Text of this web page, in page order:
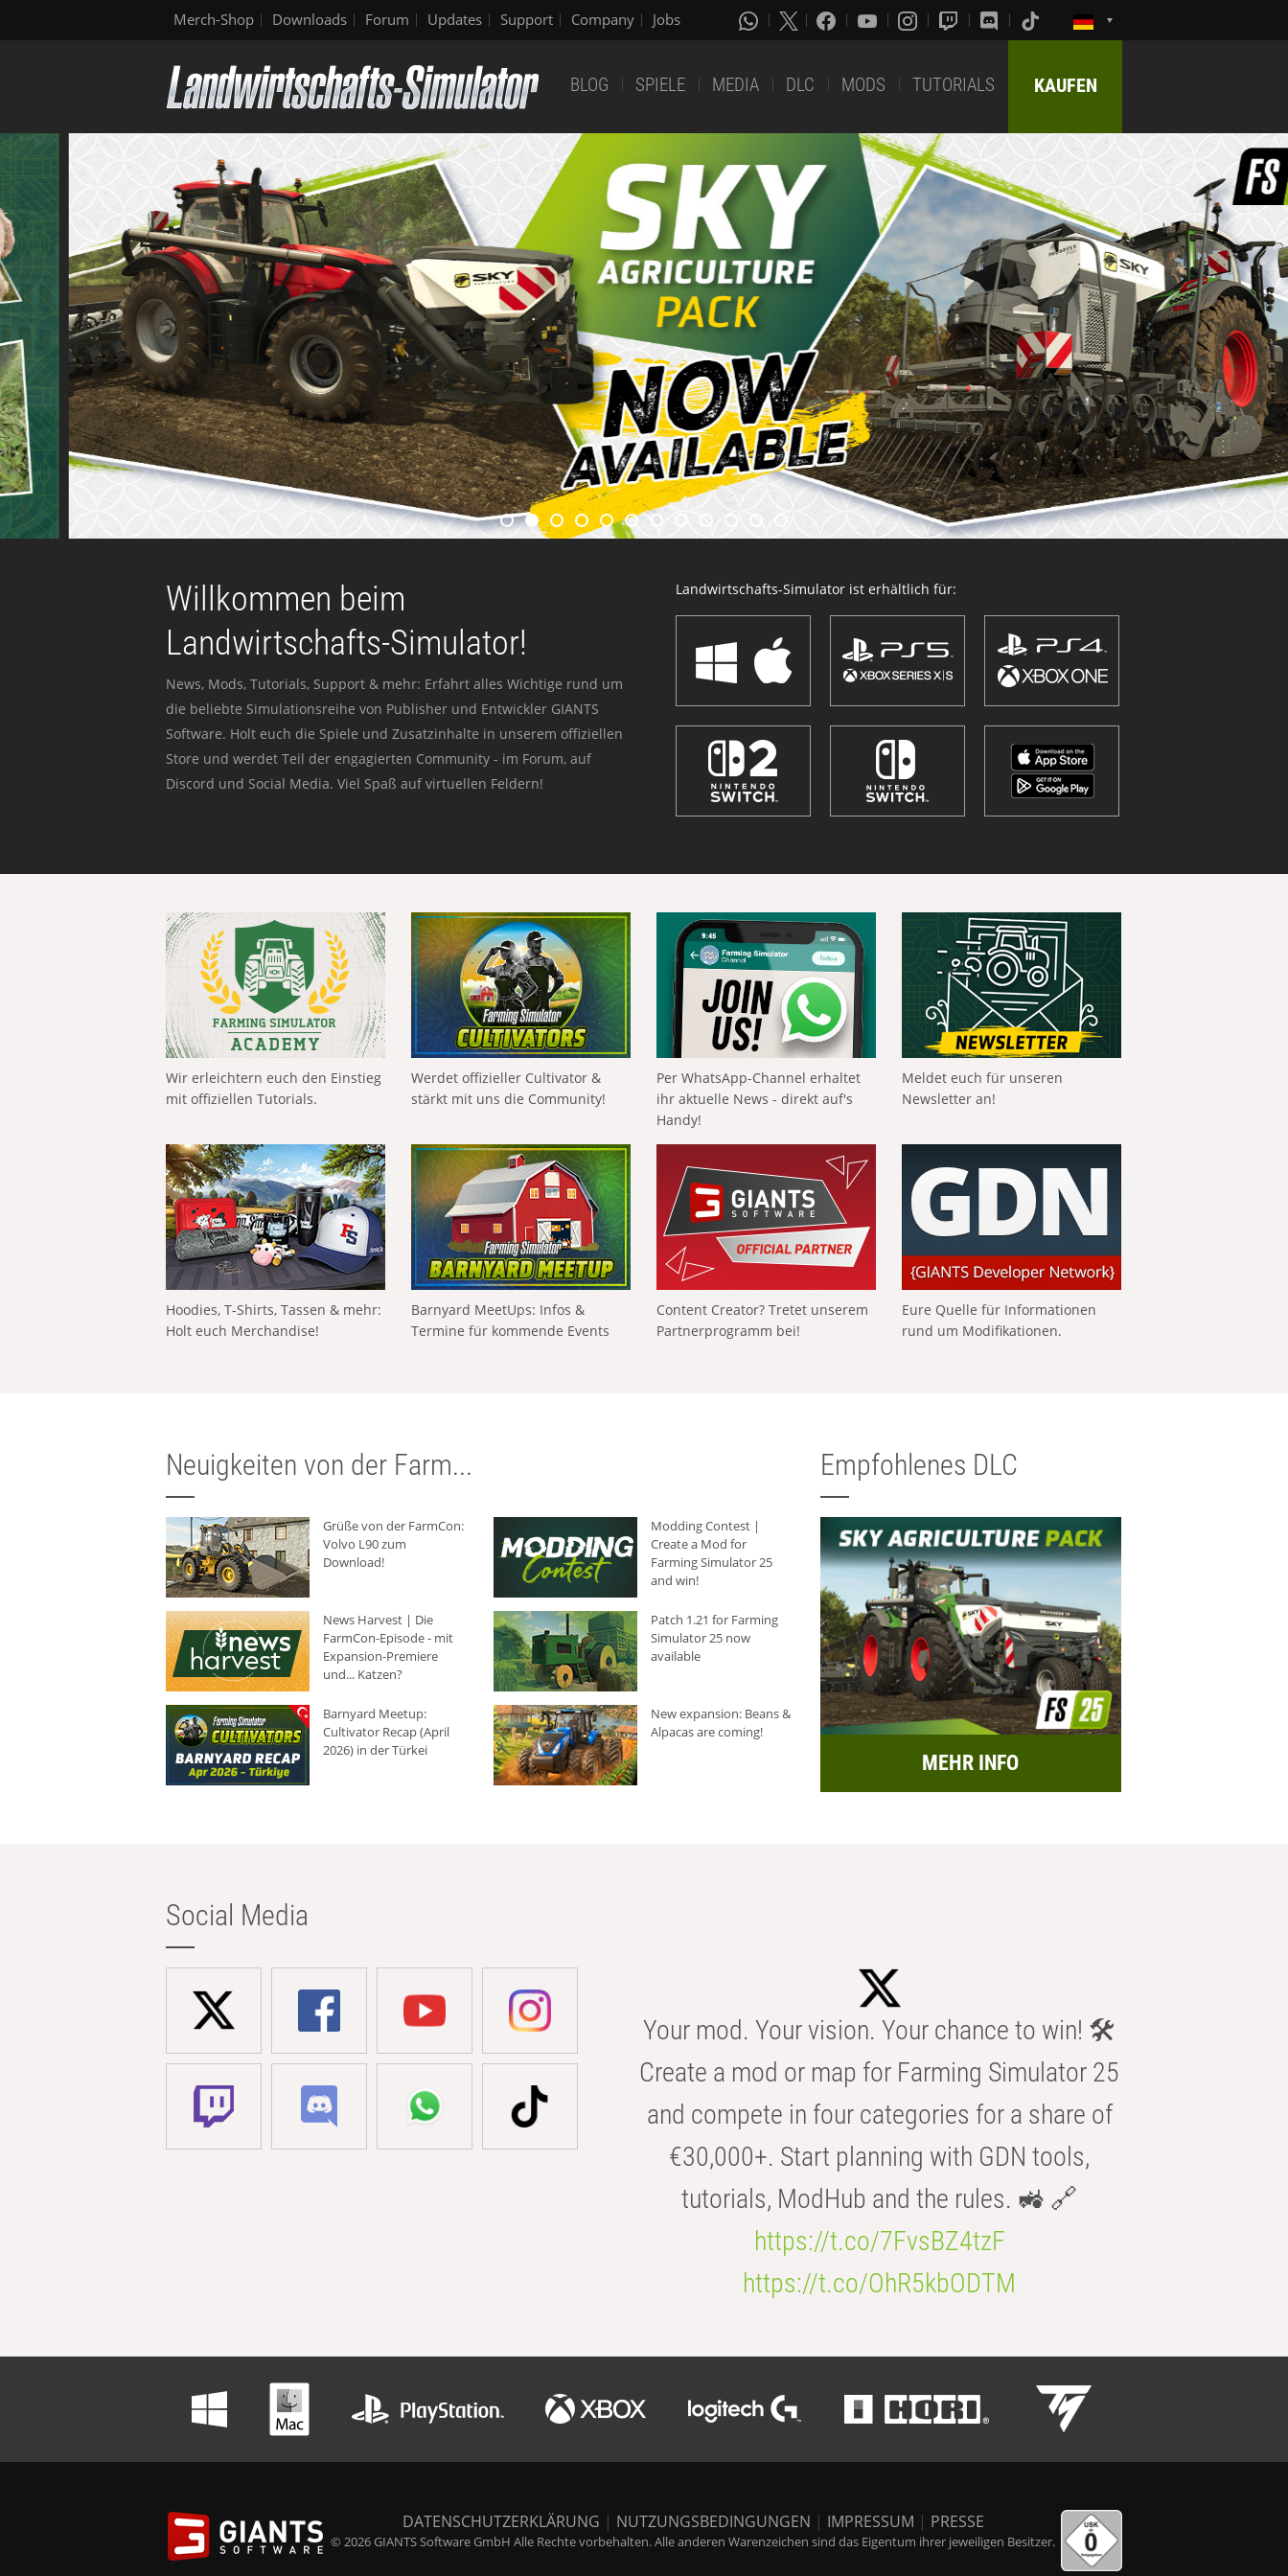
Merch-Shop Downloads Forum Updates Support Company Jobs
BLOG SPIELE MEDIA DLC MODS TUTORIALS KAUFEN
Willkommen beim
Landwirtschafts-Simulator!
News, Mods, Tutorials, Support & mehr: Erfahrt alles Wichtige rund um
die beliebte Simulationsreihe von Publisher und Entwickler GIANTS
Software. Holt euch die Spiele und Zusatzinhalte in unserem offiziellen
Store und werdet Teil der engagierten Community - im Forum, auf
Discord und Social Media. Viel Spaß auf virtuellen Feldern!
Landwirtschafts-Simulator ist erhältlich für:
Wir erleichtern euch den Einstieg
mit offiziellen Tutorials.
Werdet offizieller Cultivator &
stärkt mit uns die Community!
Per WhatsApp-Channel erhaltet
ihr aktuelle News - direkt auf's
Handy!
Meldet euch für unseren
Newsletter an!
Hoodies, T-Shirts, Tassen & mehr:
Holt euch Merchandise!
Barnyard MeetUps: Infos &
Termine für kommende Events
Content Creator? Tretet unserem
Partnerprogramm bei!
Eure Quelle für Informationen
rund um Modifikationen.
Neuigkeiten von der Farm...
Grüße von der FarmCon:
Volvo L90 zum
Download!
Modding Contest |
Create a Mod for
Farming Simulator 25
and win!
News Harvest | Die
FarmCon-Episode - mit
Expansion-Premiere
und... Katzen?
Patch 1.21 for Farming
Simulator 25 now
available
Barnyard Meetup:
Cultivator Recap (April
2026) in der Türkei
New expansion: Beans &
Alpacas are coming!
Empfohlenes DLC
MEHR INFO
Social Media
Your mod. Your vision. Your chance to win! 🛠️
Create a mod or map for Farming Simulator 25
and compete in four categories for a share of
€30,000+. Start planning with GDN tools,
tutorials, ModHub and the rules. 🚜 🔗
https://t.co/7FvsBZ4tzF
https://t.co/OhR5kbODTM
DATENSCHUTZERKLÄRUNG | NUTZUNGSBEDINGUNGEN | IMPRESSUM | PRESSE
© 2026 GIANTS Software GmbH Alle Rechte vorbehalten. Alle anderen Warenzeichen sind das Eigentum ihrer jeweiligen Besitzer.